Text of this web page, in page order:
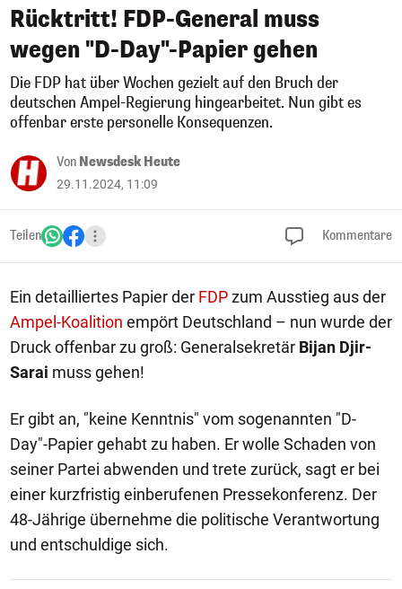
Rücktritt! FDP-General muss
wegen "D-Day"-Papier gehen
Die FDP hat über Wochen gezielt auf den Bruch der
deutschen Ampel-Regierung hingearbeitet. Nun gibt es
offenbar erste personelle Konsequenzen.
Von Newsdesk Heute
29.11.2024, 11:09
Teilen Kommentare
Ein detailliertes Papier der FDPzum Ausstieg aus der
Ampel-Koalition empört Deutschland – nun wurde der
Druck offenbar zu groß: Generalsekretär Bijan Djir-
Sarai muss gehen!
Er gibt an, "keine Kenntnis" vom sogenannten "D-
Day"-Papier gehabt zu haben. Er wolle Schaden von
seiner Partei abwenden und trete zurück, sagt er bei
einer kurzfristig einberufenen Pressekonferenz. Der
48-Jährige übernehme die politische Verantwortung
und entschuldige sich.